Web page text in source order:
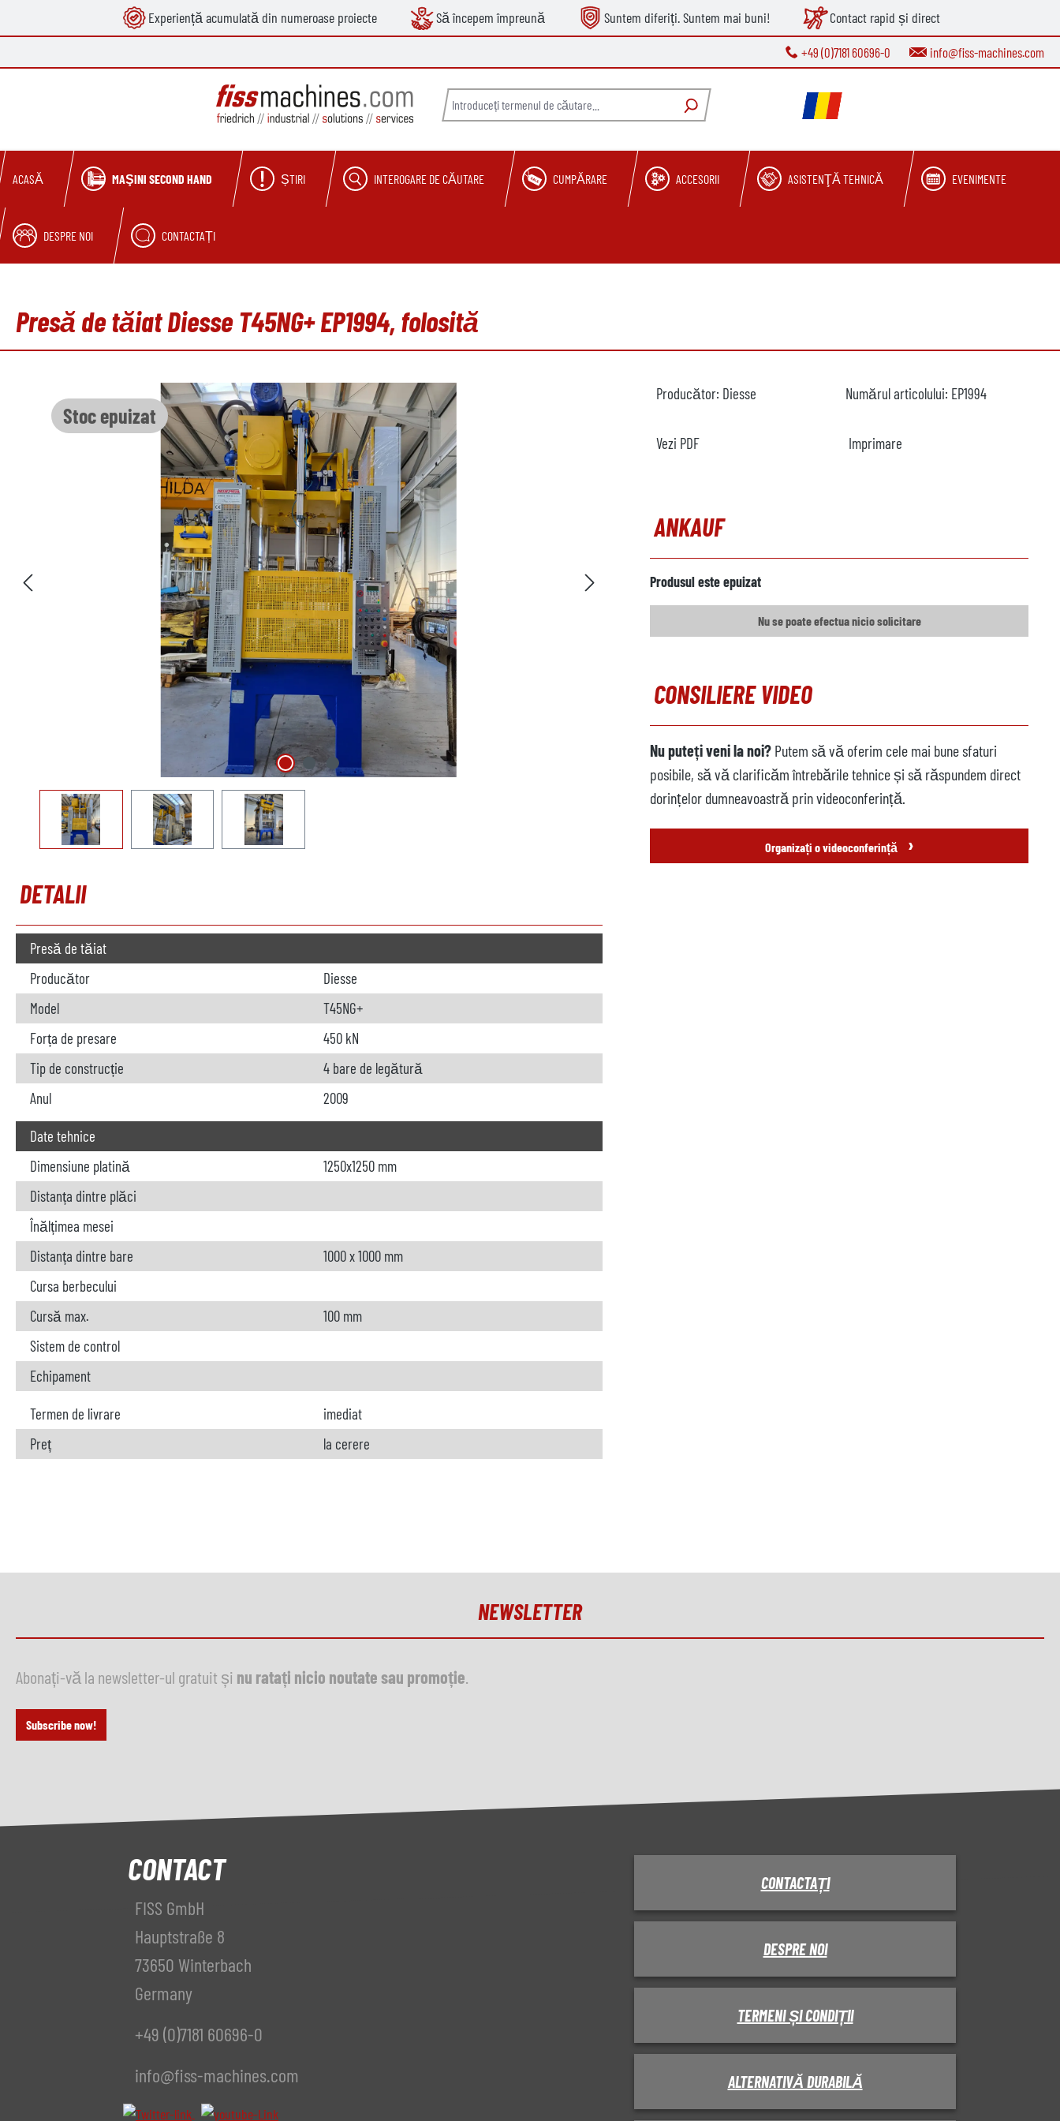
Sari la navigarea principalăExperiență acumulată din numeroase proiecte Să începem împreună Suntem diferiți. Suntem mai buni! Contact rapid și direct
+49 (0)7181 60696-0 info@fiss-machines.com
ACASĂ MAŞINI SECOND HAND ȘTIRI INTEROGARE DE CĂUTARE CUMPĂRARE ACCESORII ASISTENŢĂ TEHNICĂ EVENIMENTE
DESPRE NOI CONTACTAȚI
Presă de tăiat Diesse T45NG+ EP1994, folosită
Stoc epuizat
DETALII
Presă de tăiat
Producător
Diesse
Model
T45NG+
Forța de presare
450 kN
Tip de construcție
4 bare de legătură
Anul
2009
Date tehnice
Dimensiune platină
1250x1250 mm
Distanța dintre plăci
Înălțimea mesei
Distanța dintre bare
1000 x 1000 mm
Cursa berbecului
Cursă max.
100 mm
Sistem de control
Echipament
Termen de livrare
imediat
Preț
la cerere
Producător: Diesse Numărul articolului: EP1994
Vezi PDF Imprimare
ANKAUF
Produsul este epuizat
Nu se poate efectua nicio solicitare
CONSILIERE VIDEO
Nu puteți veni la noi? Putem să vă oferim cele mai bune sfaturi
posibile, să vă clarificăm întrebările tehnice și să răspundem direct
dorințelor dumneavoastră prin videoconferință.
Organizați o videoconferință ›
NEWSLETTER
Abonați-vă la newsletter-ul gratuit și nu ratați nicio noutate sau promoție
Subscribe now!
CONTACT
FISS GmbH
Hauptstraße 8
73650 Winterbach
Germany
+49 (0)7181 60696-0
info@fiss-machines.com
CONTACTAȚI
DESPRE NOI
TERMENI ȘI CONDIȚII
ALTERNATIVĂ DURABILĂ